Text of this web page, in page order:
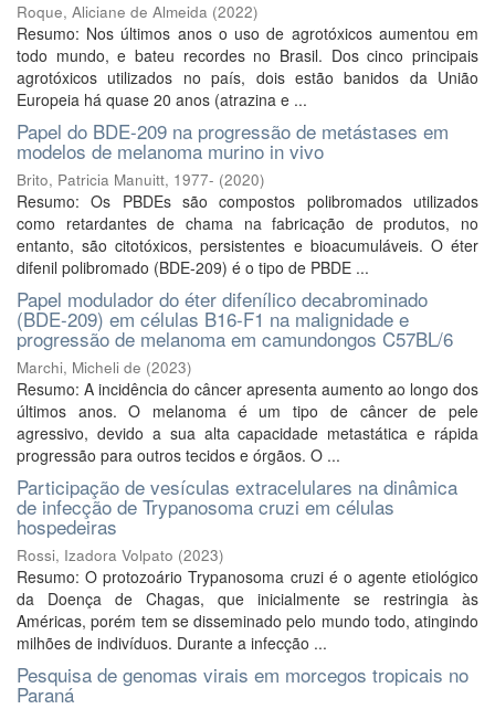
Roque, Aliciane de Almeida (2022)
Resumo: Nos últimos anos o uso de agrotóxicos aumentou em
todo mundo, e bateu recordes no Brasil. Dos cinco principais
agrotóxicos utilizados no país, dois estão banidos da União
Europeia há quase 20 anos (atrazina e ...
Papel do BDE-209 na progressão de metástases em
modelos de melanoma murino in vivo
Brito, Patricia Manuitt, 1977- (2020)
Resumo: Os PBDEs são compostos polibromados utilizados
como retardantes de chama na fabricação de produtos, no
entanto, são citotóxicos, persistentes e bioacumuláveis. O éter
difenil polibromado (BDE-209) é o tipo de PBDE ...
Papel modulador do éter difenílico decabrominado
(BDE-209) em células B16-F1 na malignidade e
progressão de melanoma em camundongos C57BL/6
Marchi, Micheli de (2023)
Resumo: A incidência do câncer apresenta aumento ao longo dos
últimos anos. O melanoma é um tipo de câncer de pele
agressivo, devido a sua alta capacidade metastática e rápida
progressão para outros tecidos e órgãos. O ...
Participação de vesículas extracelulares na dinâmica
de infecção de Trypanosoma cruzi em células
hospedeiras
Rossi, Izadora Volpato (2023)
Resumo: O protozoário Trypanosoma cruzi é o agente etiológico
da Doença de Chagas, que inicialmente se restringia às
Américas, porém tem se disseminado pelo mundo todo, atingindo
milhões de indivíduos. Durante a infecção ...
Pesquisa de genomas virais em morcegos tropicais no
Paraná